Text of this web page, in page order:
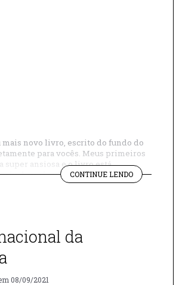
mais novo livro, escrito do fundo do
para vocês. Meus primeiros
super ansiosa e o livro está
vocês vão adorar! Quer saber
fique de olho nas próximas
CONTINUE LENDO"NOVIDADE
DA
da
08/09/2021